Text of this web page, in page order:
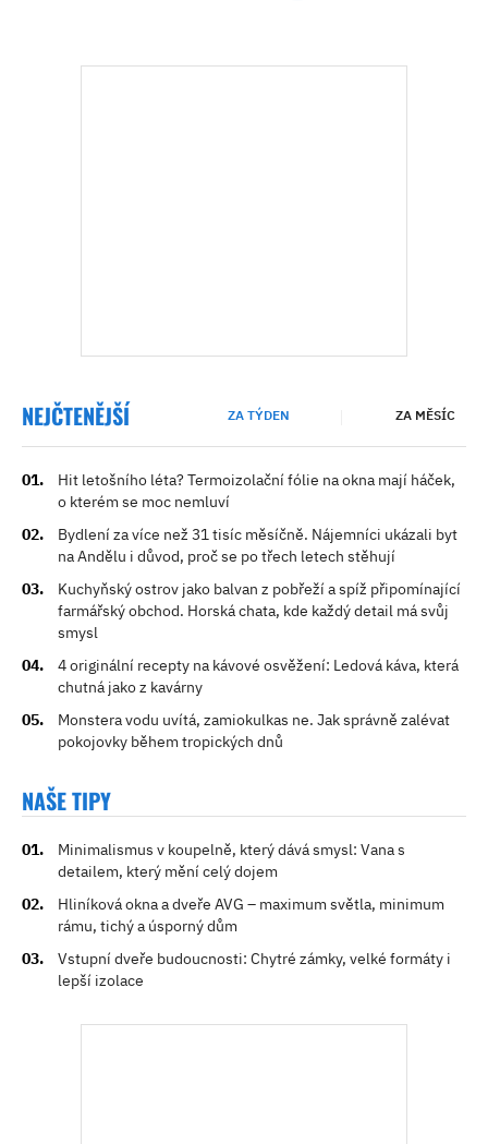
NEJČTENĚJŠÍ ZA TÝDEN ZA MĚSÍC
Hit letošního léta? Termoizolační fólie na okna mají háček,
o kterém se moc nemluví
Bydlení za více než 31 tisíc měsíčně. Nájemníci ukázali byt
na Andělu i důvod, proč se po třech letech stěhují
Kuchyňský ostrov jako balvan z pobřeží a spíž připomínající
farmářský obchod. Horská chata, kde každý detail má svůj
smysl
4 originální recepty na kávové osvěžení: Ledová káva, která
chutná jako z kavárny
Monstera vodu uvítá, zamiokulkas ne. Jak správně zalévat
pokojovky během tropických dnů
NAŠE TIPY
Minimalismus v koupelně, který dává smysl: Vana s
detailem, který mění celý dojem
Hliníková okna a dveře AVG – maximum světla, minimum
rámu, tichý a úsporný dům
Vstupní dveře budoucnosti: Chytré zámky, velké formáty i
lepší izolace